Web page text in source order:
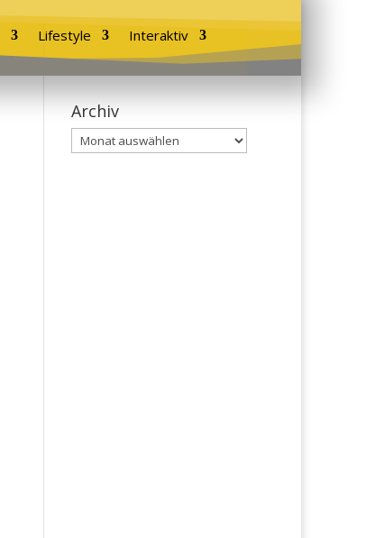
Lifestyle
Interaktiv
Archiv
Archiv